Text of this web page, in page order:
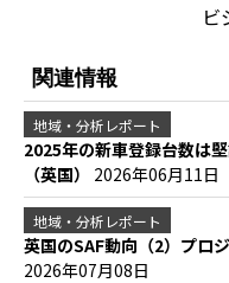
関連情報
地域・分析レポート
2025年の新車登録台数は
（英国） 2026年06月11日
地域・分析レポート
英国のSAF動向（2）プロ
2026年07月08日